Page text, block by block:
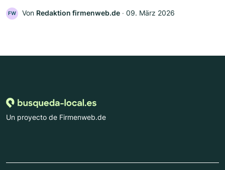
FW Von Redaktion firmenweb.de ‧ 09. März 2026
Un proyecto de Firmenweb.de